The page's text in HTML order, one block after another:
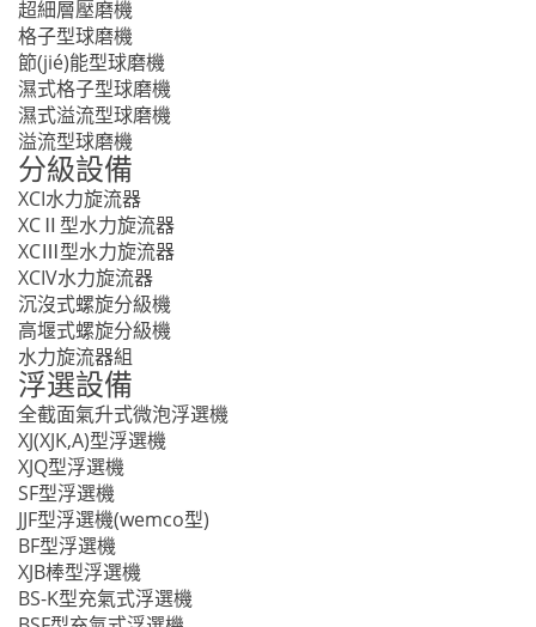
超細層壓磨機
格子型球磨機
節(jié)能型球磨機
濕式格子型球磨機
濕式溢流型球磨機
溢流型球磨機
分級設備
XCI水力旋流器
XCⅡ型水力旋流器
XCⅢ型水力旋流器
XCIV水力旋流器
沉沒式螺旋分級機
高堰式螺旋分級機
水力旋流器組
浮選設備
全截面氣升式微泡浮選機
XJ(XJK,A)型浮選機
XJQ型浮選機
SF型浮選機
JJF型浮選機(wemco型)
BF型浮選機
XJB棒型浮選機
BS-K型充氣式浮選機